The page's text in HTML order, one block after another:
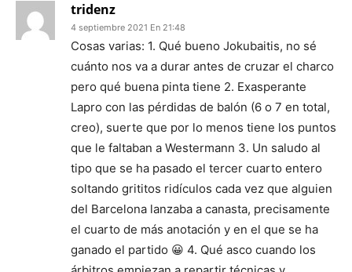
tridenz
4 septiembre 2021 En 21:48
Cosas varias: 1. Qué bueno Jokubaitis, no sé
cuánto nos va a durar antes de cruzar el charco
pero qué buena pinta tiene 2. Exasperante
Lapro con las pérdidas de balón (6 o 7 en total,
creo), suerte que por lo menos tiene los puntos
que le faltaban a Westermann 3. Un saludo al
tipo que se ha pasado el tercer cuarto entero
soltando grititos ridículos cada vez que alguien
del Barcelona lanzaba a canasta, precisamente
el cuarto de más anotación y en el que se ha
ganado el partido 😀 4. Qué asco cuando los